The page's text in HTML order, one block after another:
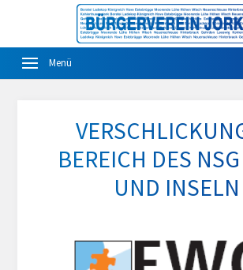
BEREICH DES
UND INSELN